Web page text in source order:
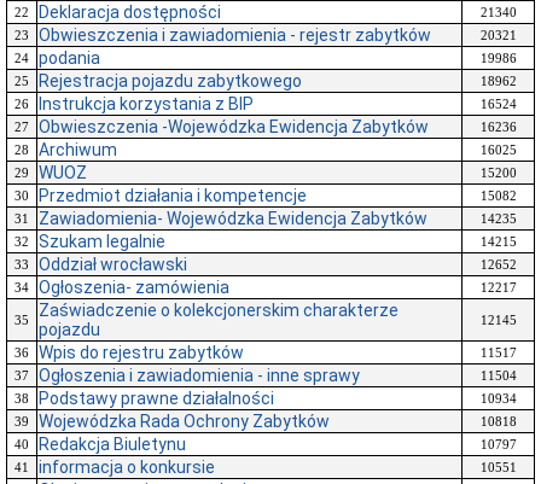
22
Deklaracja dostępności
21340
23
Obwieszczenia i zawiadomienia - rejestr zabytków
20321
24
podania
19986
25
Rejestracja pojazdu zabytkowego
18962
26
Instrukcja korzystania z BIP
16524
27
Obwieszczenia -Wojewódzka Ewidencja Zabytków
16236
28
Archiwum
16025
29
WUOZ
15200
30
Przedmiot działania i kompetencje
15082
31
Zawiadomienia- Wojewódzka Ewidencja Zabytków
14235
32
Szukam legalnie
14215
33
Oddział wrocławski
12652
34
Ogłoszenia- zamówienia 12217
35
Zaświadczenie o kolekcjonerskim charakterze
pojazdu
12145
36 Wpis do rejestru zabytków
11517
37
Ogłoszenia i zawiadomienia - inne sprawy
11504
38
Podstawy prawne działalności
10934
39
Wojewódzka Rada Ochrony Zabytków
10818
40
Redakcja Biuletynu
10797
41
informacja o konkursie
10551